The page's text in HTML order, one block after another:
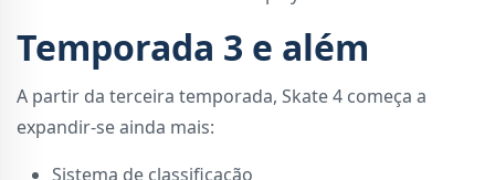
Temporada 3 e além
A partir da terceira temporada, Skate 4 começa a
expandir-se ainda mais:
Sistema de classificação